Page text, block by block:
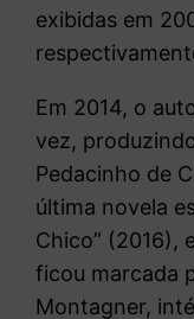
exibidas em
Em 2014, o
vez,
Pedacinho de
última novela
Chico” (2016),
ficou marcada
Montagner,